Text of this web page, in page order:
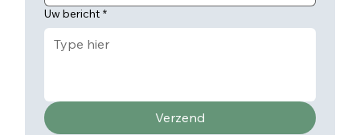
Uw bericht *
Verzend